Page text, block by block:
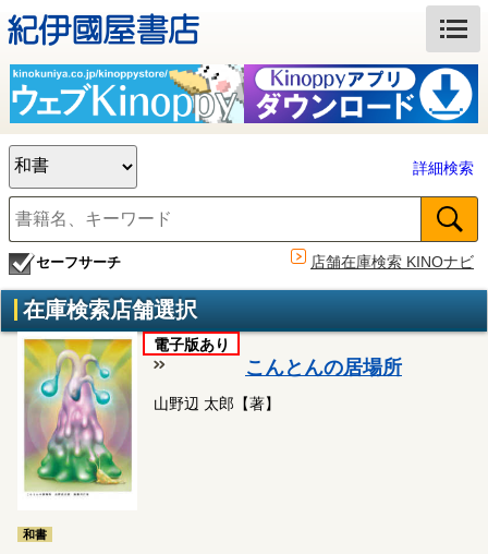
詳細検索
セーフサーチ 店舗在庫検索 KINOナビ
在庫検索店舗選択
和書
電子版あり
こんとんの居場所
山野辺 太郎【著】